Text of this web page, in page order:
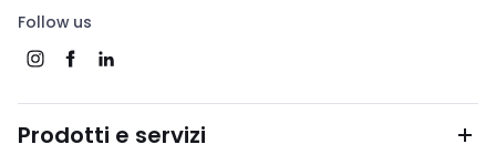
Follow us
Prodotti e servizi